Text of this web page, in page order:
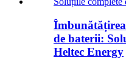
de baterii:
Heltec Energy